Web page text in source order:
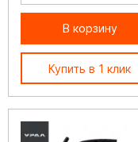
В корзину
Купить в 1 клик